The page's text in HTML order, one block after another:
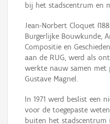
bij het stadscentrum en
Jean-Norbert Cloquet
Burgerlijke Bouwkunde,
Compositie en
aan de RUG, werd als
werkte nauw samen met
Gustave Magnel.
In 1971 werd beslist een
voor de toegepaste
buiten het stadscentrum